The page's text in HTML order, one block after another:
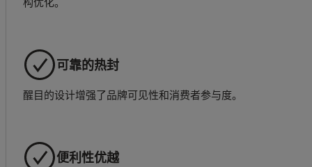
可靠的热封
醒目的设计增强了品牌可见性和消费者参与度。
便利性优越